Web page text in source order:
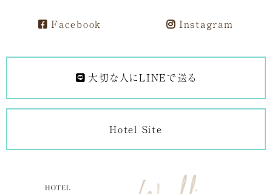
Facebook Instagram
大切な人にLINEで送る
Hotel Site